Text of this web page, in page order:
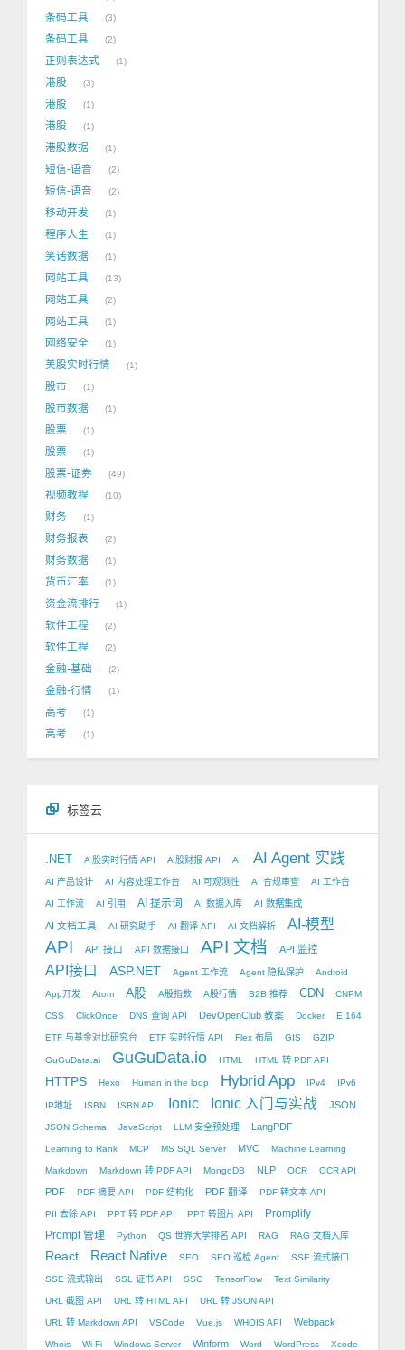
条码工具 3
条码工具 2
正则表达式 1
港股 3
港股 1
港股 1
港股数据 1
短信-语音 2
短信-语音 2
移动开发 1
程序人生 1
笑话数据 1
网站工具 13
网站工具 2
网站工具 1
网络安全 1
美股实时行情 1
股市 1
股市数据 1
股票 1
股票 1
股票-证券 49
视频教程 10
财务 1
财务报表 2
财务数据 1
货币汇率 1
资金流排行 1
软件工程 2
软件工程 2
金融-基础 2
金融-行情 1
高考 1
高考 1
标签云
.NET A 股实时行情 API A 股财报 API AI AI Agent 实践
AI 产品设计 AI 内容处理工作台 AI 可观测性 AI 合规审查 AI 工作台
AI 工作流 AI 引用 AI 提示词 AI 数据入库 AI 数据集成
AI 文档工具 AI 研究助手 AI 翻译 API AI-文档解析 AI-模型
API API 接口 API 数据接口 API 文档 API 监控
API接口 ASP.NET Agent 工作流 Agent 隐私保护 Android
App开发 Atom A股 A股指数 A股行情 B2B 推荐 CDN CNPM
CSS ClickOnce DNS 查询 API DevOpenClub 教案 Docker E.164
ETF 与基金对比研究台 ETF 实时行情 API Flex 布局 GIS GZIP
GuGuData.ai GuGuData.io HTML HTML 转 PDF API
HTTPS Hexo Human in the loop Hybrid App IPv4 IPv6
IP地址 ISBN ISBN API Ionic Ionic 入门与实战 JSON
JSON Schema JavaScript LLM 安全预处理 LangPDF
Learning to Rank MCP MS SQL Server MVC Machine Learning
Markdown Markdown 转 PDF API MongoDB NLP OCR OCR API
PDF PDF 摘要 API PDF 结构化 PDF 翻译 PDF 转文本 API
PII 去除 API PPT 转 PDF API PPT 转图片 API
Promplify
Prompt 管理
Python QS 世界大学排名 API RAG RAG 文档入库
React React Native SEO SEO 巡检 Agent SSE 流式接口
SSE 流式输出 SSL 证书 API SSO TensorFlow Text Similarity
URL 截图 API URL 转 HTML API URL 转 JSON API
URL 转 Markdown API VSCode Vue.js WHOIS API Webpack
Whois Wi-Fi Windows Server Winform Word WordPress Xcode